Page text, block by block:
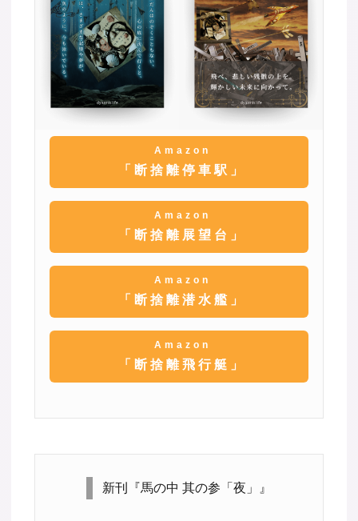
Amazon
「断捨離停車駅」
Amazon
「断捨離展望台」
Amazon
「断捨離潜水艦」
Amazon
「断捨離飛行艇」
新刊『馬の中 其の参「夜」』